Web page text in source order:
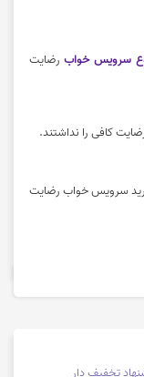
سرویس خوابرضایت
کافی را نداشتند.
سرویس خواب رضایت
تخفیف دار